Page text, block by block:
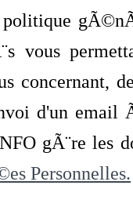
vous
concernant,
d'un
gÃ¨re les
Personnelles.